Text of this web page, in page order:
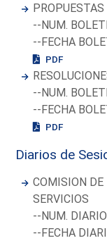
PROPUESTAS
--NUM.
--FECHA
PDF
--NUM.
--FECHA
PDF
Diarios de
COMISION
SERVICIOS
--NUM.
--FECHA